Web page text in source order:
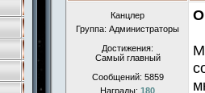
Канцлер
Группа: Администраторы
Достижения:
Самый главный
Сообщений: 5859
Награды: 180
О